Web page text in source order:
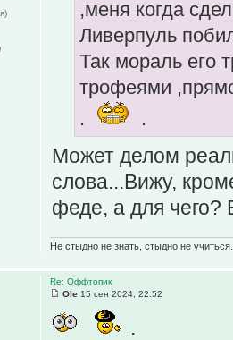
,меня когда
Ливерпуль
Так мораль его
трофеями
.
.
Может делом
слова...Вижу,
феде, а для чего?
Не стыдно не знать, стыдно не
Re: Оффтопик
Ole 15 сен 2024, 22:52
.